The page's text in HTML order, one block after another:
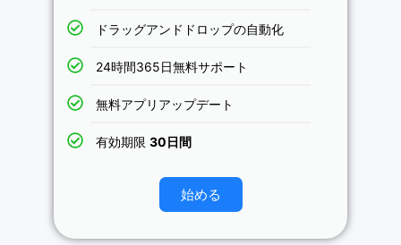
ドラッグアンドドロップの自動化
24時間365日無料サポート
無料アプリアップデート
有効期限30日間
始める